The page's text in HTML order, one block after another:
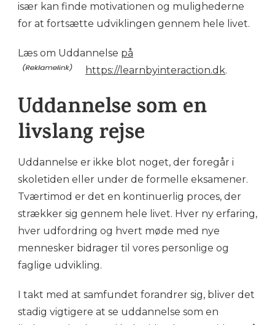
især kan finde motivationen og mulighederne
for at fortsætte udviklingen gennem hele livet.
Læs om Uddannelse på
https://learnbyinteraction.dk.
Uddannelse som en
livslang rejse
Uddannelse er ikke blot noget, der foregår i
skoletiden eller under de formelle eksamener.
Tværtimod er det en kontinuerlig proces, der
strækker sig gennem hele livet. Hver ny erfaring,
hver udfordring og hvert møde med nye
mennesker bidrager til vores personlige og
faglige udvikling.
I takt med at samfundet forandrer sig, bliver det
stadig vigtigere at se uddannelse som en